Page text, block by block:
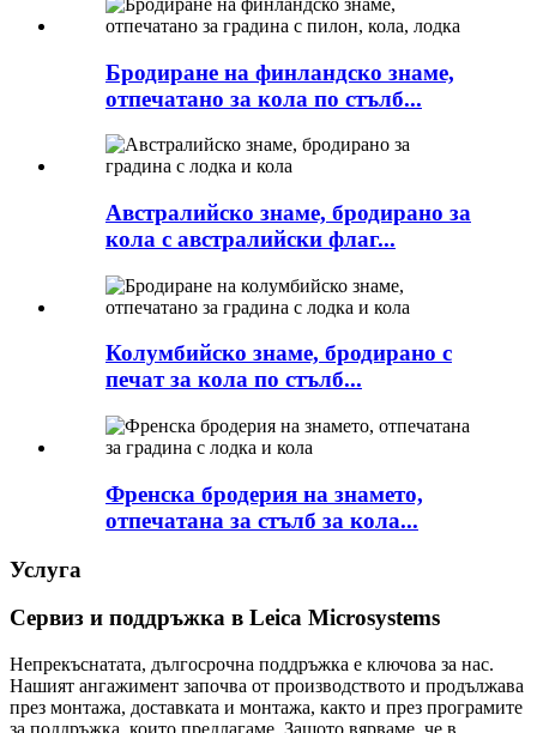
Бродиране на финландско знаме,
отпечатано за кола по стълб...
Австралийско знаме, бродирано за
кола с австралийски флаг...
Колумбийско знаме, бродирано с
печат за кола по стълб...
Френска бродерия на знамето,
отпечатана за стълб за кола...
Услуга
Сервиз и поддръжка в Leica Microsystems
Непрекъснатата, дългосрочна поддръжка е ключова за нас.
Нашият ангажимент започва от производството и продължава
през монтажа, доставката и монтажа, както и през програмите
за поддръжка, които предлагаме. Защото вярваме, че в